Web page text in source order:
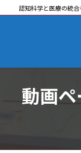
認知科学と医療の統
動画